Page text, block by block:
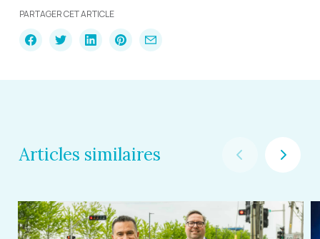
PARTAGER CET ARTICLE
Articles similaires